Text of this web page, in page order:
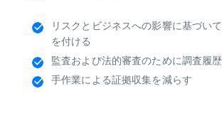
システムを超えたユーザーアクティ
リスクとビジネスへの影響に基づいて
監査および法的審査のために調査履歴